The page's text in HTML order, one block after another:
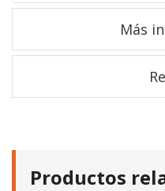
Más
Productos